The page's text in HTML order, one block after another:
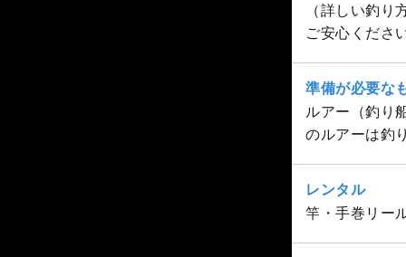
（詳しい釣
ご安心くださ
準備が必要な
ルアー（釣り
のルアーは釣
レンタル
竿・手巻リー